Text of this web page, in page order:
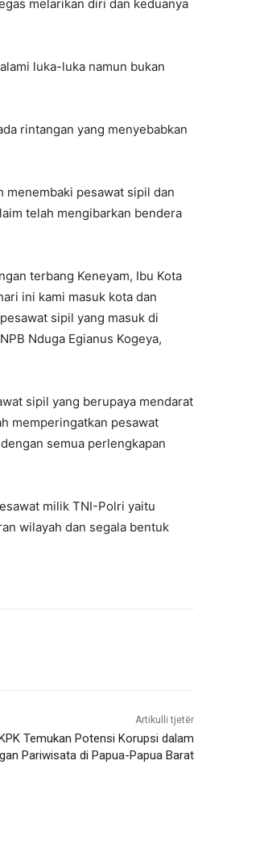
melarikan diri dan keduanya
luka-luka namun bukan
rintangan yang menyebabkan
menembaki pesawat sipil dan
telah mengibarkan bendera
terbang Keneyam, Ibu Kota
ini kami masuk kota dan
sipil yang masuk di
Nduga Egianus Kogeya,
sipil yang berupaya mendarat
memperingatkan pesawat
semua perlengkapan
milik TNI-Polri yaitu
wilayah dan segala bentuk
Artikulli tjetër
Temukan Potensi Korupsi dalam
Pariwisata di Papua-Papua Barat